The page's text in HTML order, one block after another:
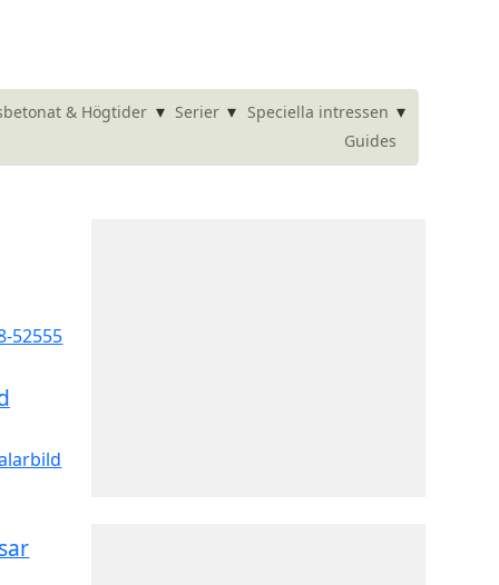
& Högtider ▾ Serier ▾ Speciella intressen ▾
Guides